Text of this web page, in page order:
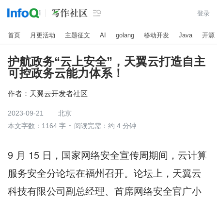
 登录
首页 月更活动 主题征文 AI golang 移动开发 Java 开源
护航政务“云上安全”，天翼云打造自主
可控政务云能力体系！
作者： 天翼云开发者社区
2023-09-21
北京
本文字数：1164 字
阅读完需：约 4 分钟
9 月 15 日，国家网络安全宣传周期间，云计算
服务安全分论坛在福州召开。论坛上，天翼云
科技有限公司副总经理、首席网络安全官广小